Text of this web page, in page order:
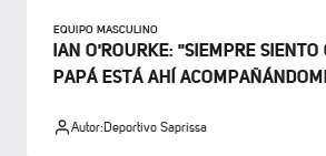
EQUIPO MASCULINO
IAN O'ROURKE: "SIEMPRE SIENTO
PAPÁ ESTÁ AHÍ
Autor:Deportivo Saprissa